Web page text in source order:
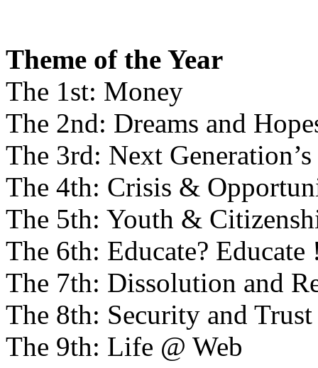
Theme of the Year
The 1st: Money
The 2nd: Dreams and
The 3rd: Next
The 4th: Crisis &
The 5th: Youth &
The 6th: Educate? Educate
The 7th: Dissolution and
The 8th: Security and
The 9th: Life @ Web